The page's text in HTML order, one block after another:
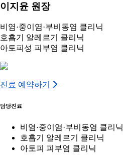
이지윤 원장
비염·중이염·부비동염 클리닉
호흡기 알레르기 클리닉
아토피성 피부염 클리닉
진료 예약하기
담당진료
비염·중이염·부비동염 클리닉
호흡기 알레르기 클리닉
아토피 피부염 클리닉